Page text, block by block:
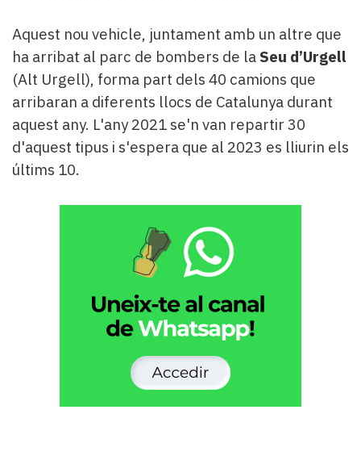
Aquest nou vehicle, juntament amb un altre que
ha arribat al parc de bombers de la Seu d’Urgell
(Alt Urgell), forma part dels 40 camions que
arribaran a diferents llocs de Catalunya durant
aquest any. L'any 2021 se'n van repartir 30
d'aquest tipus i s'espera que al 2023 es lliurin els
últims 10.